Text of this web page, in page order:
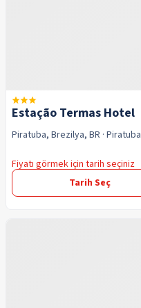
Estação Termas Hotel
Piratuba, Brezilya, BR · Piratuba
Fiyatı görmek için tarih seçiniz
Tarih Seç